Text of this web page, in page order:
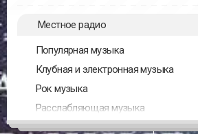
Местное радио
Популярная музыка
Клубная и электронная музыка
Рок музыка
Расслабляющая музыка